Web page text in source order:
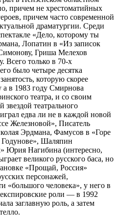
причем не хрестоматийных
причем часто современной
драматургии. Среди
«Дело, которому ты
Лопатин в «Из записок
Гриша Мелехов
Всего только в 70-х
было четыре десятка
которую скорее
в 1983 году Смирнова
театра, и со своим
театрального
едва ли не в каждой новой
Железновой», Писатель
Эрдмана, Фамусов в «Горе
Годунове», Шаляпин
Юрия Нагибина (интересно,
великого русского баса, но
«Прощай, Россия»
персонажей,
«большого человека», у него в
роли — в 1992
заглавную роль, а затем